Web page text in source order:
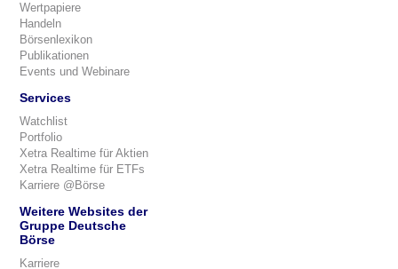
Wertpapiere
Handeln
Börsenlexikon
Publikationen
Events und Webinare
Services
Watchlist
Portfolio
Xetra Realtime für Aktien
Xetra Realtime für ETFs
Karriere @Börse
Weitere Websites der
Gruppe Deutsche
Börse
Karriere